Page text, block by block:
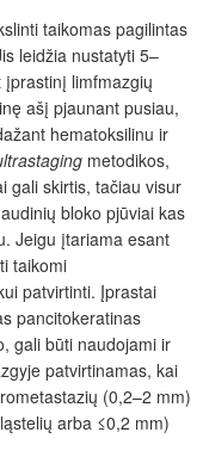
taikomas pagilintas
leidžia nustatyti 5–
limfmazgių
ašį pjaunant pusiau,
hematoksilinu ir
metodikos,
gali skirtis, tačiau visur
bloko pjūviai kas
Jeigu įtariama esant
taikomi
patvirtinti. Įprastai
pancitokeratinas
gali būti naudojami ir
patvirtinamas, kai
(0,2–2 mm)
arba ≤0,2 mm)